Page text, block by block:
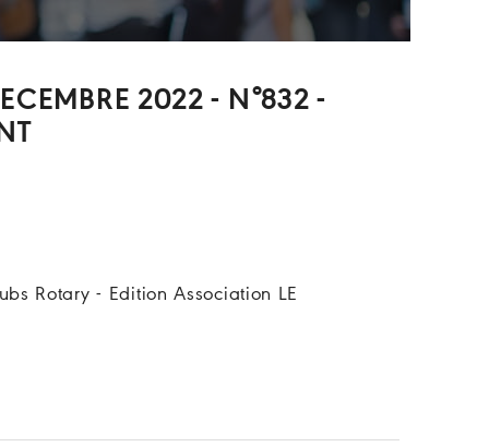
2022 - N°832 -
Rotary - Edition Association LE